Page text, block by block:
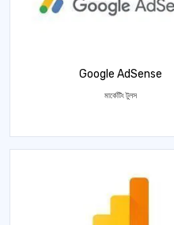
Google AdSense
মার্কেটিং টুলস